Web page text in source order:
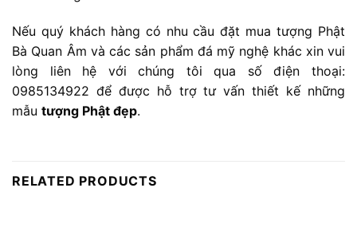
Nếu quý khách hàng có nhu cầu đặt mua tượng Phật
Bà Quan Âm và các sản phẩm đá mỹ nghệ khác xin vui
lòng liên hệ với chúng tôi qua số điện thoại:
0985134922 để được hỗ trợ tư vấn thiết kế những
mẫu tượng Phật đẹp.
RELATED PRODUCTS